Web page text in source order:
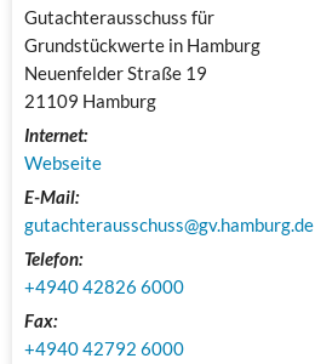
Gutachterausschuss für
Grundstückwerte in Hamburg
Neuenfelder Straße 19
21109 Hamburg
Internet:
Webseite
E-Mail:
gutachterausschuss@gv.hamburg.de
Telefon:
+4940 42826 6000
Fax:
+4940 42792 6000